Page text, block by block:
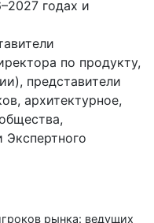
годах и
по продукту,
представители
архитектурное,
рынка: ведущих